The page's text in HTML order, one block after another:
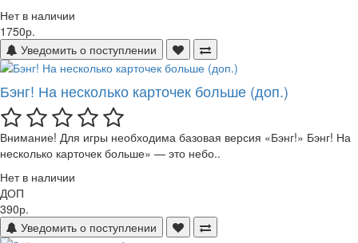
Нет в наличии
1750р.
Уведомить о поступлении
Бэнг! На несколько карточек больше (доп.)
Внимание! Для игры необходима базовая версия «Бэнг!» Бэнг! На
несколько карточек больше» — это небо..
Нет в наличии
ДОП
390р.
Уведомить о поступлении